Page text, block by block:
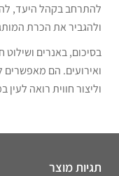
להתרחב בקהל היעד,
ולהגביר את הכרת
בסיכום, באנרים
ואירועים. הם
וליצור חווית רואה לעין
תגיות מוצר